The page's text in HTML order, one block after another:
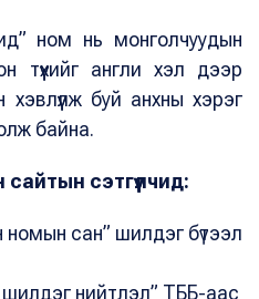
ном нь монголчуудын
түүхийг англи хэл дээр
хэвлүүлж буй анхны хэрэг
байна.
сэтгүүлчид:
сан” шилдэг бүтээл
нийтлэл” ТББ-аас